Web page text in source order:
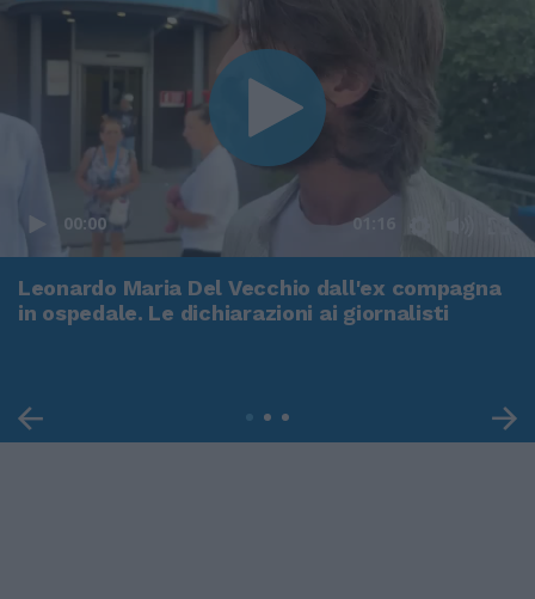
00:00 01:16
Leonardo Maria Del Vecchio dall'ex compagna
in ospedale. Le dichiarazioni ai giornalisti